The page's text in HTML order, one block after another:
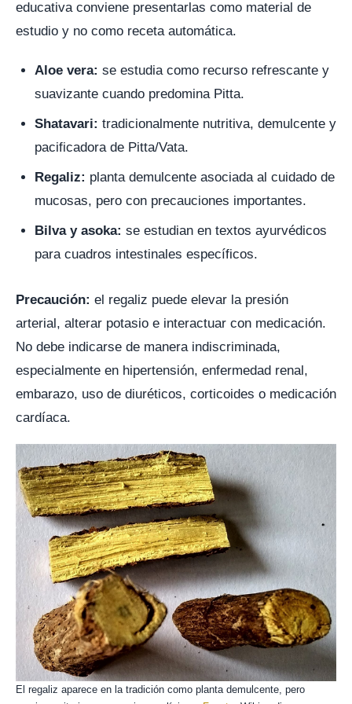
educativa conviene presentarlas como material de
estudio y no como receta automática.
Aloe vera: se estudia como recurso refrescante y
suavizante cuando predomina Pitta.
Shatavari: tradicionalmente nutritiva, demulcente y
pacificadora de Pitta/Vata.
Regaliz: planta demulcente asociada al cuidado de
mucosas, pero con precauciones importantes.
Bilva y asoka: se estudian en textos ayurvédicos
para cuadros intestinales específicos.
Precaución: el regaliz puede elevar la presión
arterial, alterar potasio e interactuar con medicación.
No debe indicarse de manera indiscriminada,
especialmente en hipertensión, enfermedad renal,
embarazo, uso de diuréticos, corticoides o medicación
cardíaca.
El regaliz aparece en la tradición como planta demulcente, pero